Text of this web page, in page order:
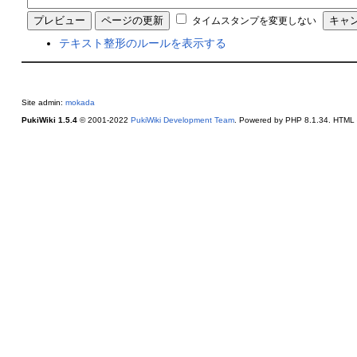
タイムスタンプを変更しない
テキスト整形のルールを表示する
Site admin: mokada
PukiWiki 1.5.4© 2001-2022 PukiWiki Development Team. Powered by PHP 8.1.34. HTML